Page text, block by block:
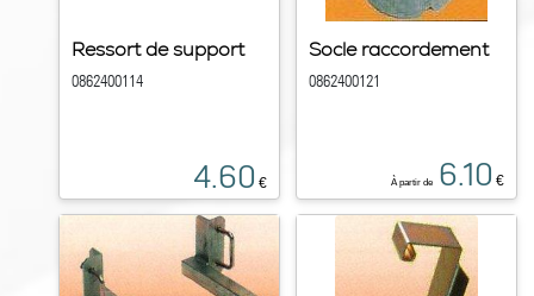
Ressort de support
0862400114
4.60 €
Socle raccordement
0862400121
À partir de 6.10 €